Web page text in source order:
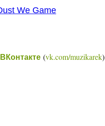
We Game
ВКонтакте (vk.com/muzikarek)